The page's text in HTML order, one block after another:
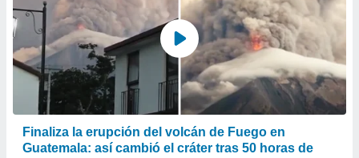
un
Finaliza la erupción del volcán de Fuego en
Guatemala: así cambió el cráter tras 50 horas de